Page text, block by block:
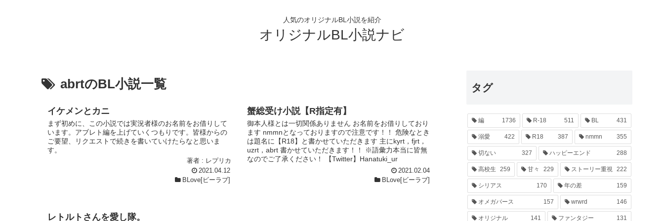
人気のオリジナルBL小説を紹介
オリジナルBL小説ナビ
abrtのBL小説一覧
イケメンとカニ
まず初めに、この小説では実況者様のお名前をお借りして
います。アブレト編を上げていくつもりです。皆様からの
ご要望、リクエストで続きを書いていけたらなと思いま
す。
著者 : レプリカ
2021.04.12
BLove[ビーラブ]
蟹総受け小説【R指定有】
御本人様とは一切関係ありません お名前をお借りしており
ます nmmnとなっておりますので注意です！！ 危険なとき
は題名に【R18】と書かせていただきます 主にkyrt，fjrt，
uzrt，abrt 書かせていただきます！！ ※語彙力本当に皆無
なのでご了承ください！ 【Twitter】Hanatuki_ur
2021.02.04
BLove[ビーラブ]
レトルトさんを愛し隊。
タグ
編 1736 R-18 511 BL 431
溺愛 422 R18 387 nmmn 355
切ない 327 ハッピーエンド 288
高校生 259 甘々 229 ストーリー重視 222
シリアス 170 年の差 159
オメガバース 157 wrwrd 146
オリジナル 141 ファンタジー 131